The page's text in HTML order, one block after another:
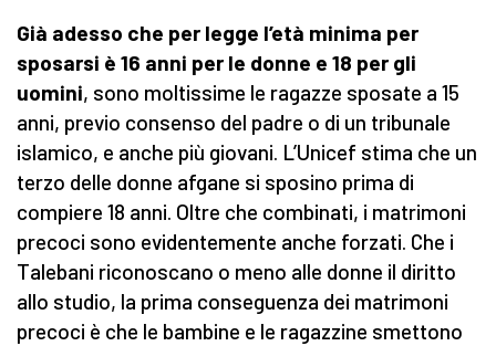
Già adesso che per legge l’età minima per
sposarsi è 16 anni per le donne e 18 per gli
uomini, sono moltissime le ragazze sposate a 15
anni, previo consenso del padre o di un tribunale
islamico, e anche più giovani. L’Unicef stima che un
terzo delle donne afgane si sposino prima di
compiere 18 anni. Oltre che combinati, i matrimoni
precoci sono evidentemente anche forzati. Che i
Talebani riconoscano o meno alle donne il diritto
allo studio, la prima conseguenza dei matrimoni
precoci è che le bambine e le ragazzine smettono